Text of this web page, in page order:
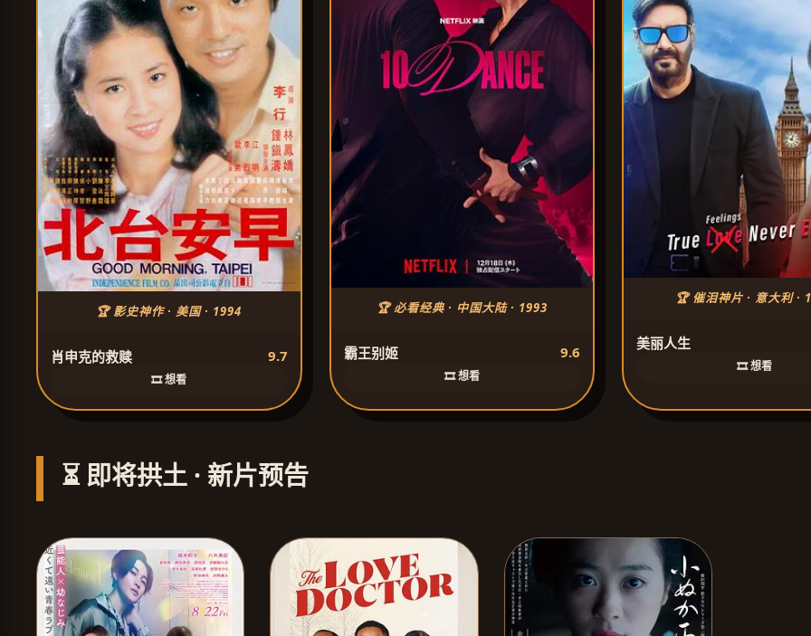
🏆 影史神作 · 美国 · 1994
肖申克的救赎 9.7
🎞️ 想看
🏆 必看经典 · 中国大陆 · 1993
霸王别姬 9.6
🎞️ 想看
🏆 催泪神片 · 意大利 ·
美丽人生
🎞️ 想看
⏳ 即将拱土 · 新片预告